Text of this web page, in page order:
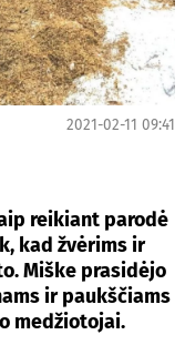
2021-02-11 09:41
reikiant parodė
kad žvėrims ir
Miške prasidėjo
ir paukščiams
medžiotojai.